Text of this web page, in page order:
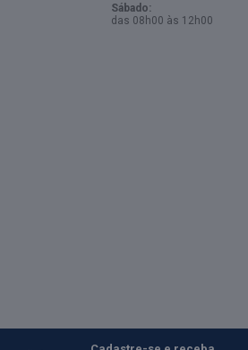
Sábado:
das 08h00 às 12h00